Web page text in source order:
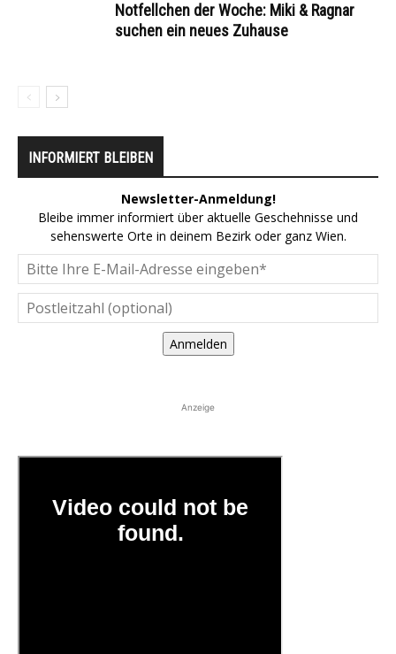
Notfellchen der Woche: Miki & Ragnar
suchen ein neues Zuhause
INFORMIERT BLEIBEN
Newsletter-Anmeldung!
Bleibe immer informiert über aktuelle Geschehnisse und
sehenswerte Orte in deinem Bezirk oder ganz Wien.
Anmelden
Anzeige